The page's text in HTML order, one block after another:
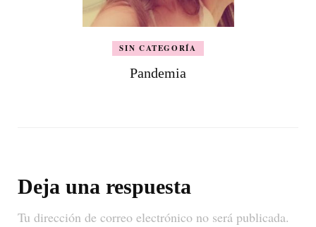
SIN CATEGORÍA
Pandemia
Deja una respuesta
Tu dirección de correo electrónico no será publicada.